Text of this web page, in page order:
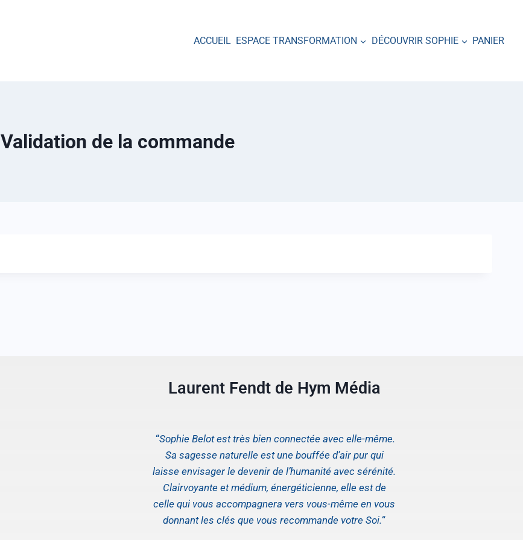
ACCUEIL ESPACE TRANSFORMATION DÉCOUVRIR SOPHIE PANIER
Validation de la commande
Laurent Fendt de Hym Média
“Sophie Belot est très bien connectée avec elle-même.
Sa sagesse naturelle est une bouffée d’air pur qui
laisse envisager le devenir de l’humanité avec sérénité.
Clairvoyante et médium, énergéticienne, elle est de
celle qui vous accompagnera vers vous-même en vous
donnant les clés que vous recommande votre Soi.“